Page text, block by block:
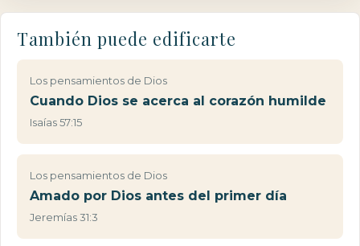
También puede edificarte
Los pensamientos de Dios
Cuando Dios se acerca al corazón humilde
Isaías 57:15
Los pensamientos de Dios
Amado por Dios antes del primer día
Jeremías 31:3